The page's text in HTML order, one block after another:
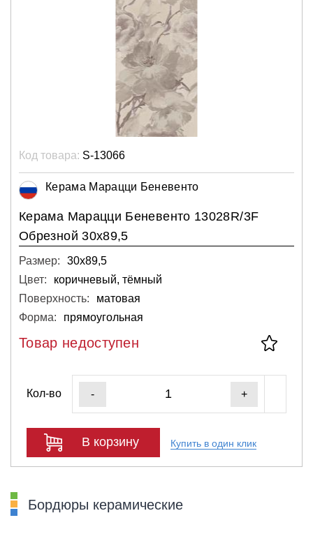
Код товара: S-13066
Керама Марацци Беневенто
Керама Марацци Беневенто 13028R/3F
Обрезной 30х89,5
Размер:
30х89,5
Цвет:
коричневый, тёмный
Поверхность:
матовая
Форма:
прямоугольная
Товар недоступен
Кол-во - +
В корзину Купить в один клик
Бордюры керамические